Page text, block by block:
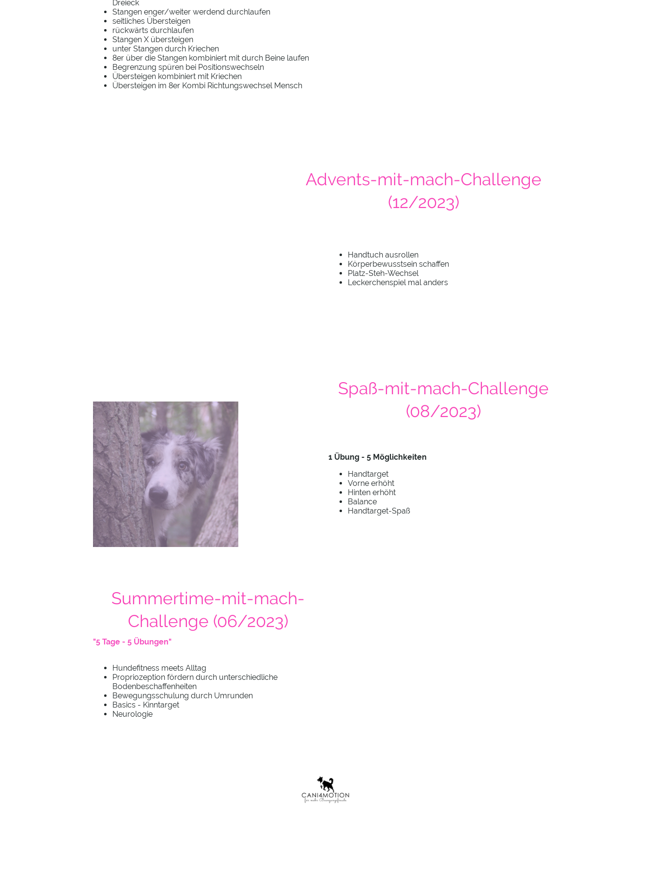
Dreieck
Stangen enger/weiter werdend durchlaufen
seitliches Übersteigen
rückwärts durchlaufen
Stangen X übersteigen
unter Stangen durch Kriechen
8er über die Stangen kombiniert mit durch Beine laufen
Begrenzung spüren bei Positionswechseln
Übersteigen kombiniert mit Kriechen
Übersteigen im 8er Kombi Richtungswechsel Mensch
Advents-mit-mach-Challenge
(12/2023)
Handtuch ausrollen
Körperbewusstsein schaffen
Platz-Steh-Wechsel
Leckerchenspiel mal anders
Spaß-mit-mach-Challenge
(08/2023)
1 Übung - 5 Möglichkeiten
Handtarget
Vorne erhöht
Hinten erhöht
Balance
Handtarget-Spaß
Summertime-mit-mach-
Challenge (06/2023)
"5 Tage - 5 Übungen"
Hundefitness meets Alltag
Propriozeption fördern durch unterschiedliche
Bodenbeschaffenheiten
Bewegungsschulung durch Umrunden
Basics - Kinntarget
Neurologie